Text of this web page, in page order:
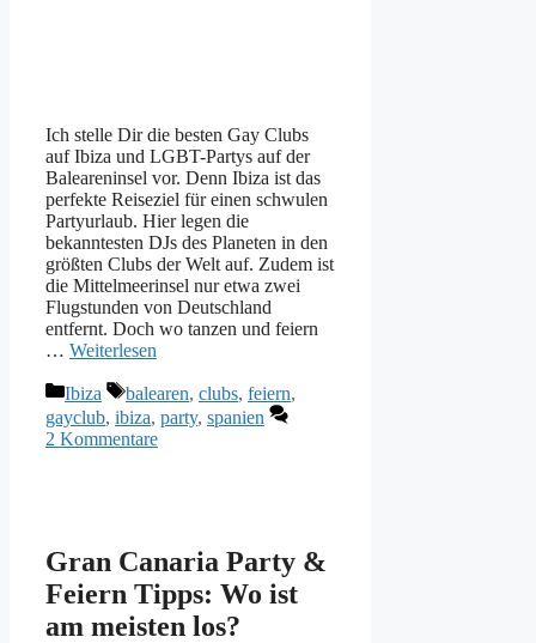
Ich stelle Dir die besten Gay Clubs
auf Ibiza und LGBT-Partys auf der
Baleareninsel vor. Denn Ibiza ist das
perfekte Reiseziel für einen schwulen
Partyurlaub. Hier legen die
bekanntesten DJs des Planeten in den
größten Clubs der Welt auf. Zudem ist
die Mittelmeerinsel nur etwa zwei
Flugstunden von Deutschland
entfernt. Doch wo tanzen und feiern
… Weiterlesen
Kategorien
Ibiza Schlagwörter
balearen, clubs, feiern,
gayclub, ibiza, party, spanien
2 Kommentare
Gran Canaria Party &
Feiern Tipps: Wo ist
am meisten los?